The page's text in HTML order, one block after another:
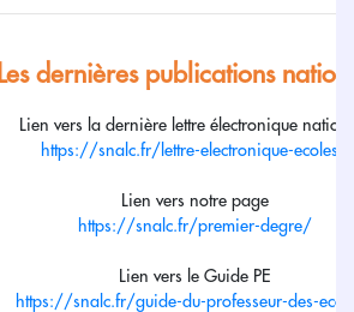
Les dernières publications
Lien vers la dernière lettre électronique
https://snalc.fr/lettre-electronique-ecoles/
Lien vers notre page
https://snalc.fr/premier-degre/
Lien vers le Guide PE
https://snalc.fr/guide-du-professeur-des-